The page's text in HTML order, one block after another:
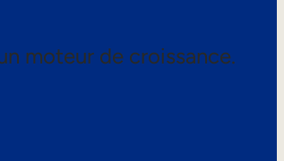
moteur de croissance.